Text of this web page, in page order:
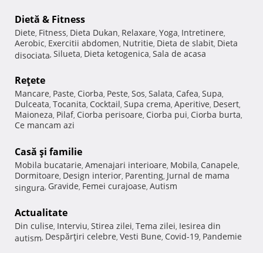
Dietă & Fitness
Diete, Fitness, Dieta Dukan, Relaxare, Yoga, Intretinere,
Aerobic, Exercitii abdomen, Nutritie, Dieta de slabit, Dieta
disociata, Silueta, Dieta ketogenica, Sala de acasa
Reţete
Mancare, Paste, Ciorba, Peste, Sos, Salata, Cafea, Supa,
Dulceata, Tocanita, Cocktail, Supa crema, Aperitive, Desert,
Maioneza, Pilaf, Ciorba perisoare, Ciorba pui, Ciorba burta,
Ce mancam azi
Casă şi familie
Mobila bucatarie, Amenajari interioare, Mobila, Canapele,
Dormitoare, Design interior, Parenting, Jurnal de mama
singura, Gravide, Femei curajoase, Autism
Actualitate
Din culise, Interviu, Stirea zilei, Tema zilei, Iesirea din
autism, Despărţiri celebre, Vesti Bune, Covid-19, Pandemie